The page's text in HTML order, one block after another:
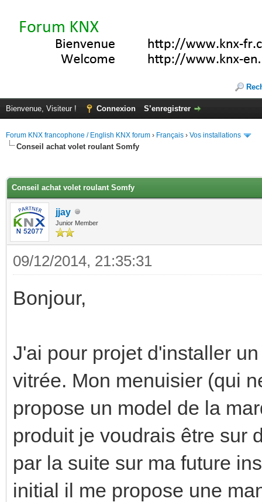
Bienvenue, Visiteur ! Connexion S’enregistrer
Forum KNX francophone / English KNX forum › Français › Vos installations
Conseil achat volet roulant Somfy
Conseil achat volet roulant Somfy
jjay
Junior Member
09/12/2014, 21:35:31
Bonjour,
J'ai pour projet d'installer
vitrée. Mon menuisier (qui
propose un model de la
produit je voudrais être sur
par la suite sur ma future
initial il me propose une